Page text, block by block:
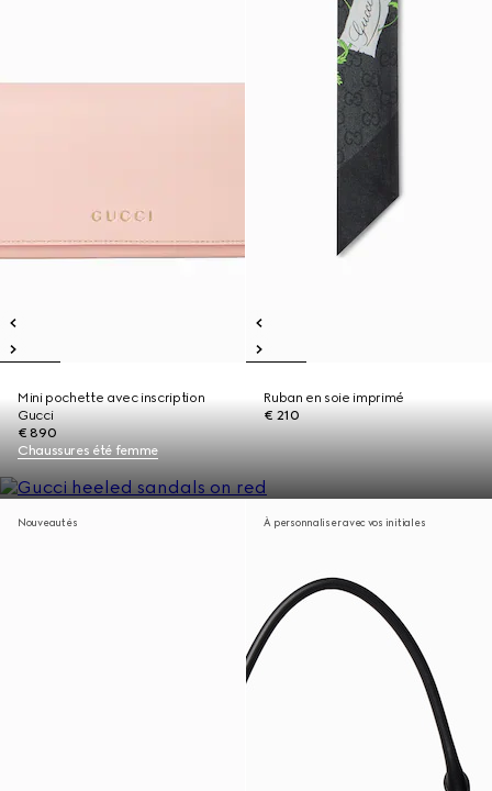
Mini pochette avec inscription
Gucci
€ 890
Ruban en soie imprimé
€ 210
Chaussures été femme
Nouveautés À personnaliser avec vos initiales